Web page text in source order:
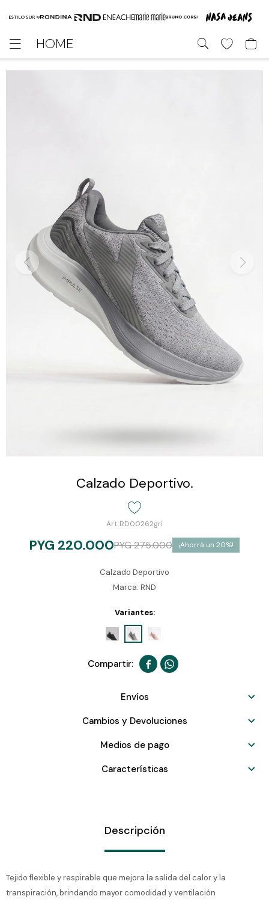
HOME

Calzado Deportivo.
RD00262gri
PYG 220.000PYG275.000 20
Calzado Deportivo
Marca: RND
Variantes:
 
Envíos
Cambios y Devoluciones
Medios de pago
Características
Descripción
Tejido flexible y respirable que mejora la salida del calor y la
transpiración, brindando mayor comodidad y ventilación